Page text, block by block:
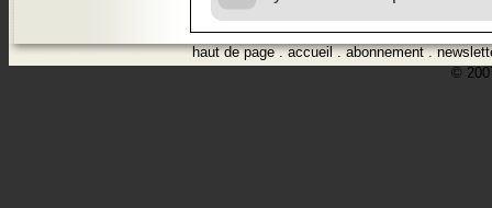
haut de page.accueil.abonnement.
©